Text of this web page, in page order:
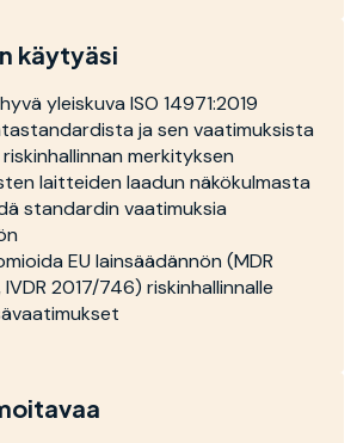
käytyäsi
yleiskuva ISO 14971:2019
ja sen vaatimuksista
merkityksen
laitteiden laadun näkökulmasta
standardin vaatimuksia
EU lainsäädännön (MDR
2017/746) riskinhallinnalle